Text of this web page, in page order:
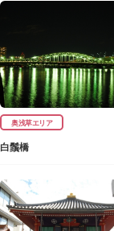
奥浅草エリア
白鬚橋